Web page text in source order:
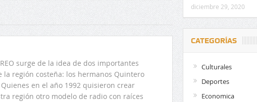
surge de la idea de dos importantes
región costeña: los hermanos Quintero
en el año 1992 quisieron crear
región otro modelo de radio con raíces
diciembre 29, 2020
CATEGORÍAS
Culturales
Deportes
Economica